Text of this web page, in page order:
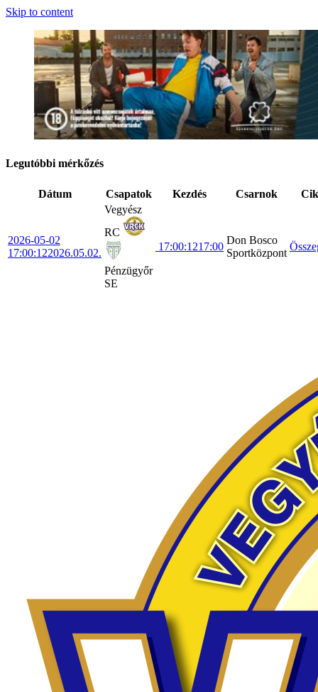
Skip to content
Legutóbbi mérkőzés
Dátum Csapatok Kezdés Csarnok
2026-05-02
17:00:122026.05.02.
Vegyész
RC
Pénzügyőr
SE
17:00:1217:00
Don Bosco
Sportközpont